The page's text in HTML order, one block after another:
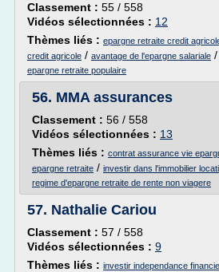
Classement : 55 / 558
Vidéos sélectionnées : 12
Thèmes liés : epargne retraite credit
credit agricole / avantage de l'epargne salariale /
epargne retraite populaire
56. MMA assurances
Classement : 56 / 558
Vidéos sélectionnées : 13
Thèmes liés : contrat assurance vie
epargne retraite / investir dans l'immobilier
regime d'epargne retraite de rente non viagere
57. Nathalie Cariou
Classement : 57 / 558
Vidéos sélectionnées : 9
Thèmes liés : investir independance